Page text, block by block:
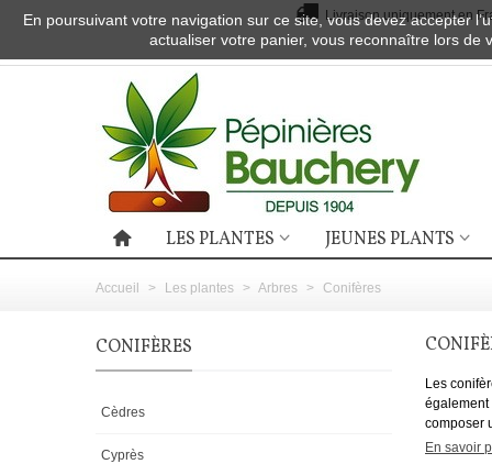
En poursuivant votre navigation sur ce site, vous devez accepter
actualiser votre panier, vous reconnaître lors
Livraison uniquement en
LES PLANTES JEUNES PLANTS
Accueil > Les plantes > Arbres > Conifères
CONIFÈRES
Cèdres
Cyprès
Les
également
composer
En savoir